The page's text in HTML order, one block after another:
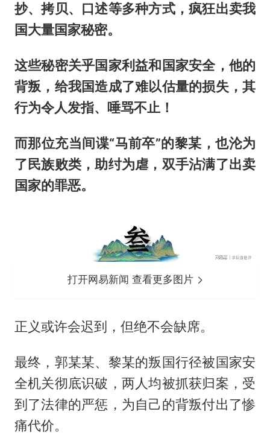
抄、拷贝、口述等多种方式，疯狂出卖我
国大量国家秘密。
这些秘密关乎国家利益和国家安全，他的
背叛，给我国造成了难以估量的损失，其
行为令人发指、唾骂不止！
而那位充当间谍“马前卒”的黎某，也沦为
了民族败类，助纣为虐，双手沾满了出卖
国家的罪恶。
打开网易新闻 查看更多图片
正义或许会迟到，但绝不会缺席。
最终，郭某某、黎某的叛国行径被国家安
全机关彻底识破，两人均被抓获归案，受
到了法律的严惩，为自己的背叛付出了惨
痛代价。